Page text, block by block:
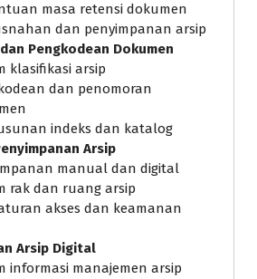
masa retensi dokumen
dan penyimpanan arsip
Pengkodean Dokumen
klasifikasi arsip
dan penomoran
indeks dan katalog
Arsip
manual dan digital
rak dan ruang arsip
akses dan keamanan
Arsip Digital
informasi manajemen arsip